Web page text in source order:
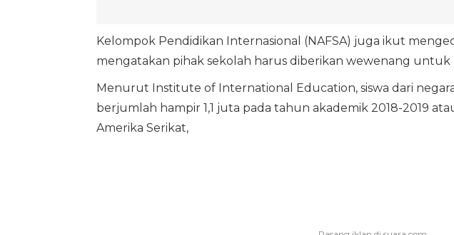
Kelompok Pendidikan Internasional (NAFSA) juga ikut
mengatakan pihak sekolah harus diberikan wewenang
Menurut Institute of International Education, siswa dari
berjumlah hampir 1,1 juta pada tahun akademik 2018-2019
Amerika Serikat,